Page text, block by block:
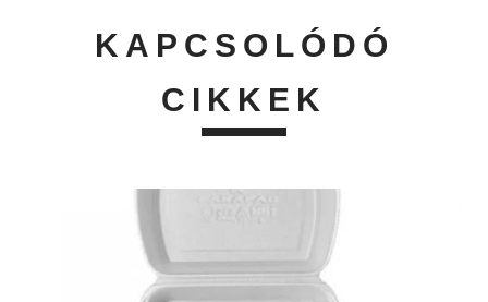
KAPCSOLÓDÓ
CIKKEK